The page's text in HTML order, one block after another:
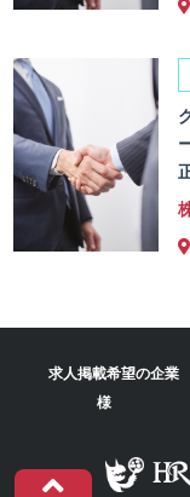
求人掲載希望の企業
様